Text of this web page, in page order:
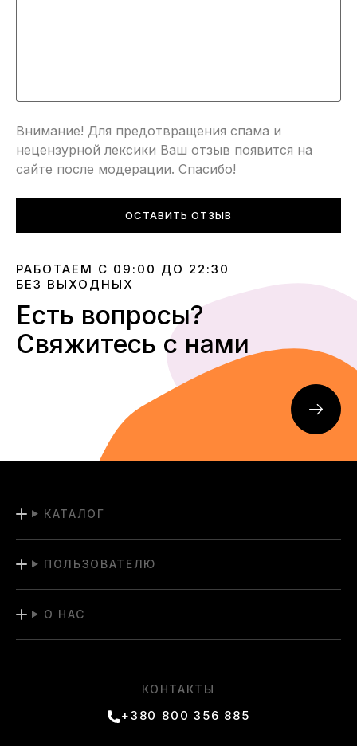
Внимание! Для предотвращения спама и
нецензурной лексики Ваш отзыв появится на
сайте после модерации. Спасибо!
ОСТАВИТЬ ОТЗЫВ
РАБОТАЕМ С 09:00 ДО 22:30
БЕЗ ВЫХОДНЫХ
Есть вопросы?
Свяжитесь с нами
КАТАЛОГ
ПОЛЬЗОВАТЕЛЮ
О НАС
КОНТАКТЫ
+380 800 356 885